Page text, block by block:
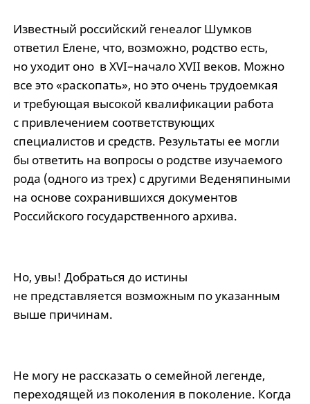
Известный российский генеалог Шумков
ответил Елене, что, возможно, родство есть,
но уходит оно в XVI–начало XVII веков. Можно
все это «раскопать», но это очень трудоемкая
и требующая высокой квалификации работа
с привлечением соответствующих
специалистов и средств. Результаты ее могли
бы ответить на вопросы о родстве изучаемого
рода (одного из трех) с другими Веденяпиными
на основе сохранившихся документов
Российского государственного архива.
Но, увы! Добраться до истины
не представляется возможным по указанным
выше причинам.
Не могу не рассказать о семейной легенде,
переходящей из поколения в поколение. Когда